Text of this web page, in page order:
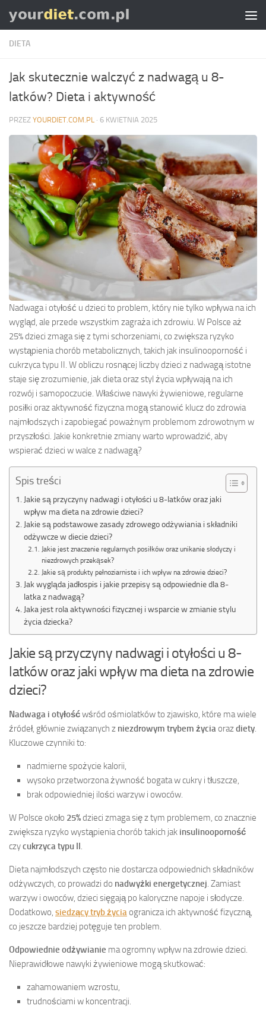
Skip to content
DIETA
Jak skutecznie walczyć z nadwagą u 8-
latków? Dieta i aktywność
PRZEZ YOURDIET.COM.PL · 6 KWIETNIA 2025
Nadwaga i otyłość u dzieci to problem, który nie tylko wpływa na ich
wygląd, ale przede wszystkim zagraża ich zdrowiu. W Polsce aż
25% dzieci zmaga się z tymi schorzeniami, co zwiększa ryzyko
wystąpienia chorób metabolicznych, takich jak insulinooporność i
cukrzyca typu II. W obliczu rosnącej liczby dzieci z nadwagą istotne
staje się zrozumienie, jak dieta oraz styl życia wpływają na ich
rozwój i samopoczucie. Właściwe nawyki żywieniowe, regularne
posiłki oraz aktywność fizyczna mogą stanowić klucz do zdrowia
najmłodszych i zapobiegać poważnym problemom zdrowotnym w
przyszłości. Jakie konkretnie zmiany warto wprowadzić, aby
wspierać dzieci w walce z nadwagą?
Spis treści
Jakie są przyczyny nadwagi i otyłości u 8-latków oraz jaki
wpływ ma dieta na zdrowie dzieci?
Jakie są podstawowe zasady zdrowego odżywiania i składniki
odżywcze w diecie dzieci?
Jakie jest znaczenie regularnych posiłków oraz unikanie słodyczy i
niezdrowych przekąsek?
Jakie są produkty pełnoziarniste i ich wpływ na zdrowie dzieci?
Jak wygląda jadłospis i jakie przepisy są odpowiednie dla 8-
latka z nadwagą?
Jaka jest rola aktywności fizycznej i wsparcie w zmianie stylu
życia dziecka?
Jakie są przyczyny nadwagi i otyłości u 8-
latków oraz jaki wpływ ma dieta na zdrowie
dzieci?
Nadwaga i otyłośćwśród ośmiolatków to zjawisko, które ma wiele
źródeł, głównie związanych z niezdrowym trybem życiaorazdiety.
Kluczowe czynniki to:
nadmierne spożycie kalorii,
wysoko przetworzona żywność bogata w cukry i tłuszcze,
brak odpowiedniej ilości warzyw i owoców.
W Polsce około 25%dzieci zmaga się z tym problemem, co znacznie
zwiększa ryzyko wystąpienia chorób takich jak insulinooporność
czycukrzyca typu II.
Dieta najmłodszych często nie dostarcza odpowiednich składników
odżywczych, co prowadzi do nadwyżki energetycznej. Zamiast
warzyw i owoców, dzieci sięgają po kaloryczne napoje i słodycze.
Dodatkowo, siedzący tryb życiaogranicza ich aktywność fizyczną,
co jeszcze bardziej potęguje ten problem.
Odpowiednie odżywianie ma ogromny wpływ na zdrowie dzieci.
Nieprawidłowe nawyki żywieniowe mogą skutkować:
zahamowaniem wzrostu,
trudnościami w koncentracji.